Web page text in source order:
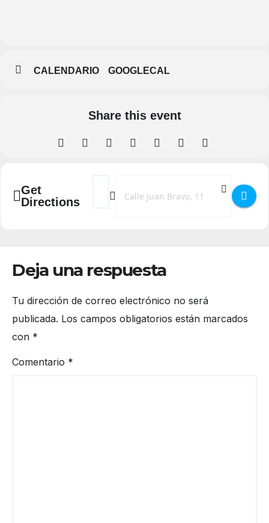
CALENDARIO GOOGLECAL
Share this event
Get
Directions
Address - Presentación del libro - De
Destination Address - Presentación
Deja una respuesta
Tu dirección de correo electrónico no será
publicada. Los campos obligatorios están marcados
con *
Comentario *